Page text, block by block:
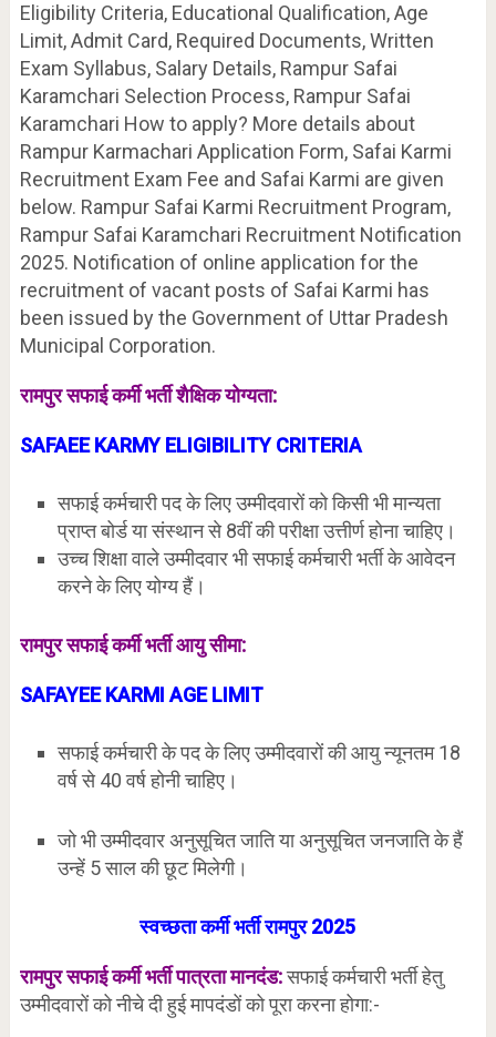
Eligibility Criteria, Educational Qualification, Age
Limit, Admit Card, Required Documents, Written
Exam Syllabus, Salary Details, Rampur Safai
Karamchari Selection Process, Rampur Safai
Karamchari How to apply? More details about
Rampur Karmachari Application Form, Safai Karmi
Recruitment Exam Fee and Safai Karmi are given
below. Rampur Safai Karmi Recruitment Program,
Rampur Safai Karamchari Recruitment Notification
2025. Notification of online application for the
recruitment of vacant posts of Safai Karmi has
been issued by the Government of Uttar Pradesh
Municipal Corporation.
रामपुरसफाई कर्मी भर्ती शैक्षिक योग्यता:
SAFAEE KARMY ELIGIBILITYCRITERIA
सफाई कर्मचारी पद के लिए उम्मीदवारों को किसी भी मान्यता
प्राप्त बोर्ड या संस्थान से 8वीं की परीक्षा उत्तीर्ण होना चाहिए।
उच्च शिक्षा वाले उम्मीदवार भी सफाई कर्मचारी भर्ती के आवेदन
करने के लिए योग्य हैं।
रामपुरसफाई कर्मी भर्ती आयु सीमा:
SAFAYEE KARMI AGE LIMIT
सफाई कर्मचारी के पद के लिए उम्मीदवारों की आयु न्यूनतम 18
वर्ष से 40 वर्ष होनी चाहिए।
जो भी उम्मीदवार अनुसूचित जाति या अनुसूचित जनजाति के हैं
उन्हें 5 साल की छूट मिलेगी।
स्वच्छता कर्मी भर्तीरामपुर2025
रामपुरसफाई कर्मी भर्ती पात्रता मानदंड:सफाई कर्मचारी भर्ती हेतु
उम्मीदवारों को नीचे दी हुई मापदंडों को पूरा करना होगा:-